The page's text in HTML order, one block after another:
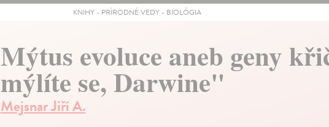
KNIHY - PRÍRODNÉ VEDY - BIOLÓGIA
Mýtus evoluce aneb geny
mýlíte se, Darwine"
Mejsnar Jiří A.